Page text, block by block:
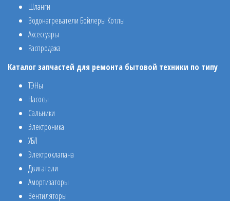
Шланги
Водонагреватели Бойлеры Котлы
Аксессуары
Распродажа
Каталог запчастей для ремонта бытовой техники по типу
ТЭНы
Насосы
Сальники
Электроника
УБЛ
Электроклапана
Двигатели
Амортизаторы
Вентиляторы